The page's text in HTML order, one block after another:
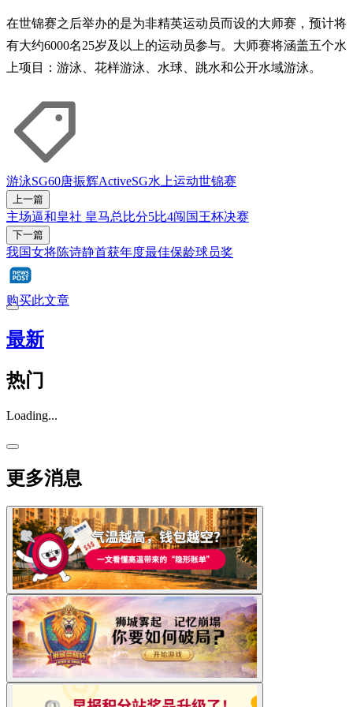
在世锦赛之后举办的是为非精英运动员而设的大师赛，预计将
有大约6000名25岁及以上的运动员参与。大师赛将涵盖五个水
上项目：游泳、花样游泳、水球、跳水和公开水域游泳。
游泳SG60唐振辉ActiveSG水上运动世锦赛
上一篇
主场逼和皇社 皇马总比分5比4闯国王杯决赛
下一篇
我国女将陈诗静首获年度最佳保龄球员奖
购买此文章
最新
热门
Loading...
更多消息